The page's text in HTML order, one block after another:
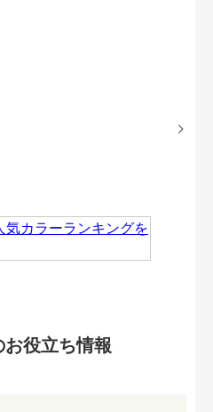
役立ち情報